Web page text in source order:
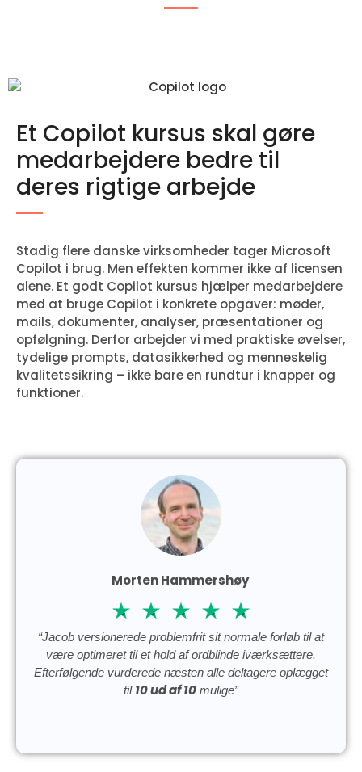
Et Copilot kursus skal gøre
medarbejdere bedre til
deres rigtige arbejde
Stadig flere danske virksomheder tager Microsoft
Copilot i brug. Men effekten kommer ikke af licensen
alene. Et godt Copilot kursus hjælper medarbejdere
med at bruge Copilot i konkrete opgaver: møder,
mails, dokumenter, analyser, præsentationer og
opfølgning. Derfor arbejder vi med praktiske øvelser,
tydelige prompts, datasikkerhed og menneskelig
kvalitetssikring – ikke bare en rundtur i knapper og
funktioner.
Morten Hammershøy
“Jacob versionerede problemfrit sit normale forløb til at
være optimeret til et hold af ordblinde iværksættere.
Efterfølgende vurderede næsten alle deltagere oplægget
til 10 ud af 10 mulige”